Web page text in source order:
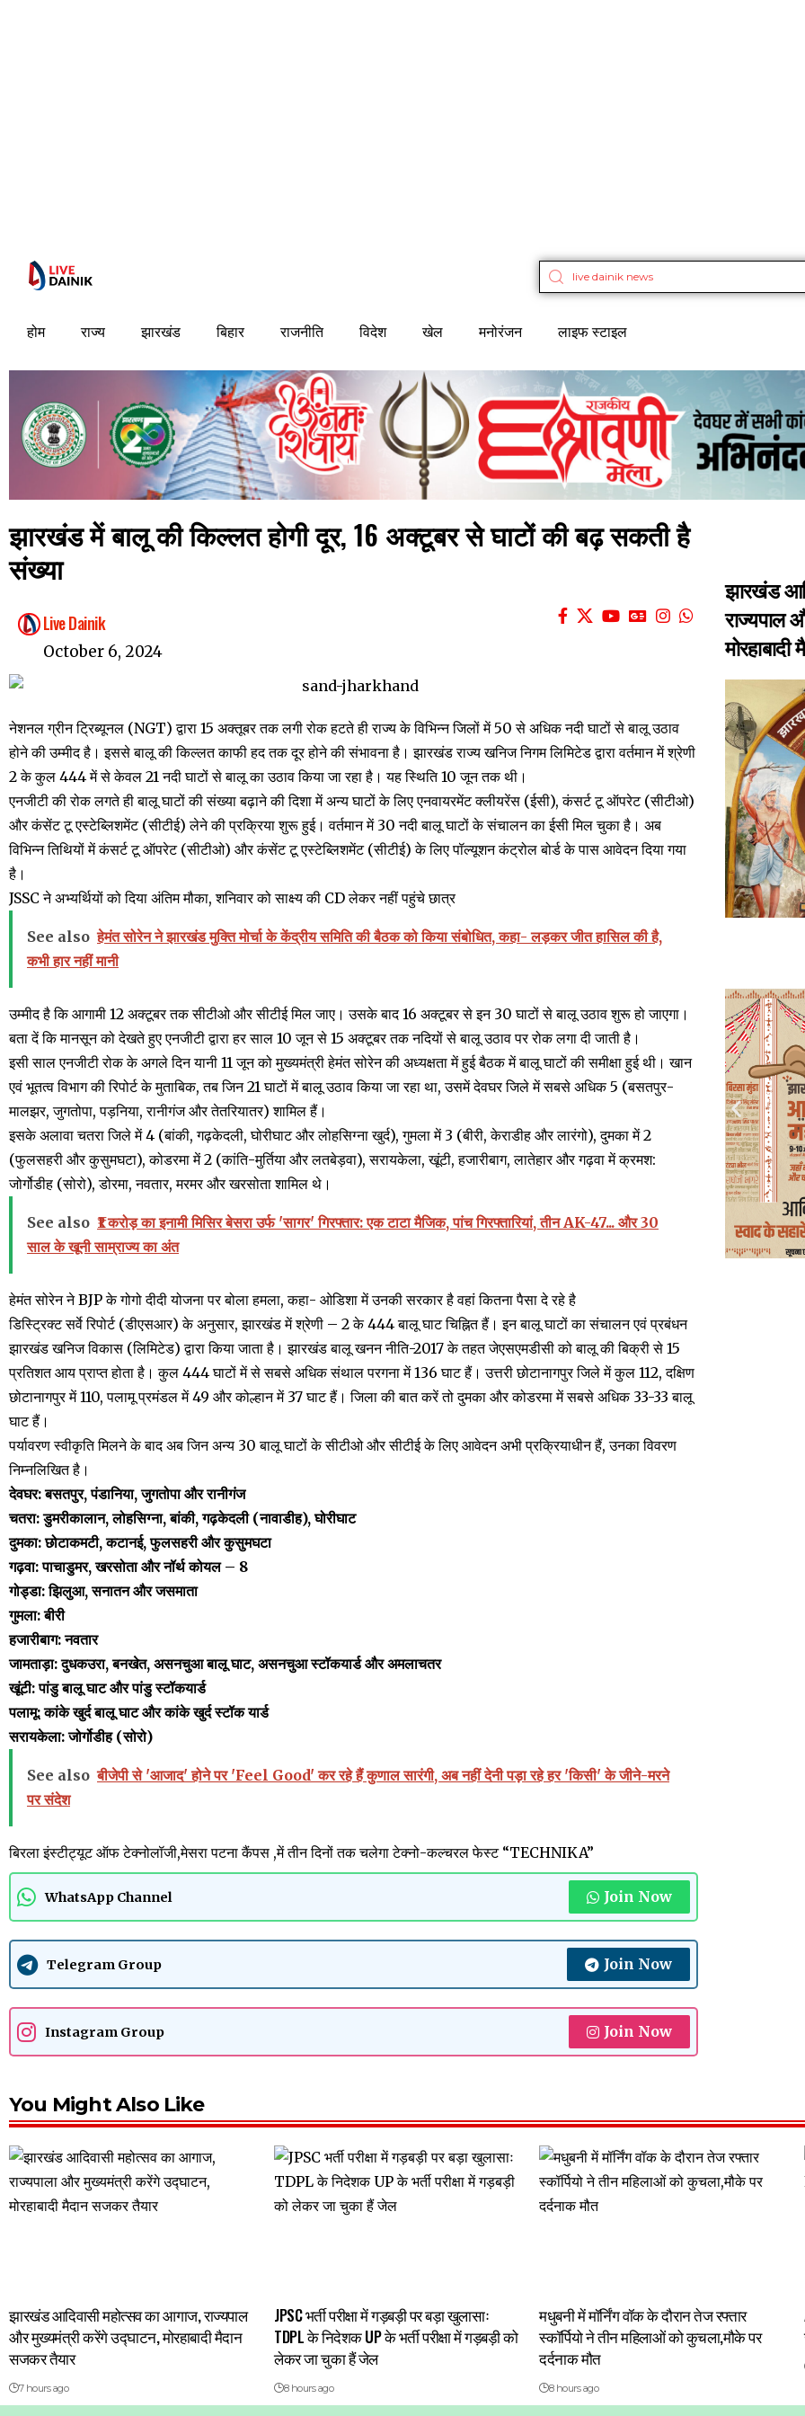
होम राज्य झारखंड बिहार राजनीति विदेश खेल मनोरंजन लाइफ स्टाइल
झारखंड में बालू की किल्लत होगी दूर, 16 अक्टूबर से घाटों की बढ़ सकती है
संख्या
Live Dainik
October 6, 2024
नेशनल ग्रीन ट्रिब्यूनल (NGT) द्वारा 15 अक्तूबर तक लगी रोक हटते ही राज्य के विभिन्न जिलों में 50 से अधिक नदी घाटों से बालू उठाव
होने की उम्मीद है। इससे बालू की किल्लत काफी हद तक दूर होने की संभावना है। झारखंड राज्य खनिज निगम लिमिटेड द्वारा वर्तमान में श्रेणी
2 के कुल 444 में से केवल 21 नदी घाटों से बालू का उठाव किया जा रहा है। यह स्थिति 10 जून तक थी।
एनजीटी की रोक लगते ही बालू घाटों की संख्या बढ़ाने की दिशा में अन्य घाटों के लिए एनवायरमेंट क्लीयरेंस (ईसी), कंसर्ट टू ऑपरेट (सीटीओ)
और कंसेंट टू एस्टेब्लिशमेंट (सीटीई) लेने की प्रक्रिया शुरू हुई। वर्तमान में 30 नदी बालू घाटों के संचालन का ईसी मिल चुका है। अब
विभिन्न तिथियों में कंसर्ट टू ऑपरेट (सीटीओ) और कंसेंट टू एस्टेब्लिशमेंट (सीटीई) के लिए पॉल्यूशन कंट्रोल बोर्ड के पास आवेदन दिया गया
है।
JSSC ने अभ्यर्थियों को दिया अंतिम मौका, शनिवार को साक्ष्य की CD लेकर नहीं पहुंचे छात्र
See also हेमंत सोरेन ने झारखंड मुक्ति मोर्चा के केंद्रीय समिति की बैठक को किया संबोधित, कहा- लड़कर जीत हासिल की है,
कभी हार नहीं मानी
उम्मीद है कि आगामी 12 अक्टूबर तक सीटीओ और सीटीई मिल जाए। उसके बाद 16 अक्टूबर से इन 30 घाटों से बालू उठाव शुरू हो जाएगा।
बता दें कि मानसून को देखते हुए एनजीटी द्वारा हर साल 10 जून से 15 अक्टूबर तक नदियों से बालू उठाव पर रोक लगा दी जाती है।
इसी साल एनजीटी रोक के अगले दिन यानी 11 जून को मुख्यमंत्री हेमंत सोरेन की अध्यक्षता में हुई बैठक में बालू घाटों की समीक्षा हुई थी। खान
एवं भूतत्व विभाग की रिपोर्ट के मुताबिक, तब जिन 21 घाटों में बालू उठाव किया जा रहा था, उसमें देवघर जिले में सबसे अधिक 5 (बसतपुर-
मालझर, जुगतोपा, पड़निया, रानीगंज और तेतरियातर) शामिल हैं।
इसके अलावा चतरा जिले में 4 (बांकी, गढ़केदली, घोरीघाट और लोहसिग्ना खुर्द), गुमला में 3 (बीरी, केराडीह और लारंगो), दुमका में 2
(फुलसहरी और कुसुमघटा), कोडरमा में 2 (कांति-मुर्तिया और लतबेड़वा), सरायकेला, खूंटी, हजारीबाग, लातेहार और गढ़वा में क्रमश:
जोर्गोडीह (सोरो), डोरमा, नवतार, मरमर और खरसोता शामिल थे।
See also ₹1 करोड़ का इनामी मिसिर बेसरा उर्फ 'सागर' गिरफ्तार: एक टाटा मैजिक, पांच गिरफ्तारियां, तीन AK-47... और 30
साल के खूनी साम्राज्य का अंत
हेमंत सोरेन ने BJP के गोगो दीदी योजना पर बोला हमला, कहा- ओडिशा में उनकी सरकार है वहां कितना पैसा दे रहे है
डिस्ट्रिक्ट सर्वे रिपोर्ट (डीएसआर) के अनुसार, झारखंड में श्रेणी – 2 के 444 बालू घाट चिह्नित हैं। इन बालू घाटों का संचालन एवं प्रबंधन
झारखंड खनिज विकास (लिमिटेड) द्वारा किया जाता है। झारखंड बालू खनन नीति-2017 के तहत जेएसएमडीसी को बालू की बिक्री से 15
प्रतिशत आय प्राप्त होता है। कुल 444 घाटों में से सबसे अधिक संथाल परगना में 136 घाट हैं। उत्तरी छोटानागपुर जिले में कुल 112, दक्षिण
छोटानागपुर में 110, पलामू प्रमंडल में 49 और कोल्हान में 37 घाट हैं। जिला की बात करें तो दुमका और कोडरमा में सबसे अधिक 33-33 बालू
घाट हैं।
पर्यावरण स्वीकृति मिलने के बाद अब जिन अन्य 30 बालू घाटों के सीटीओ और सीटीई के लिए आवेदन अभी प्रक्रियाधीन हैं, उनका विवरण
निम्नलिखित है।
देवघर: बसतपुर, पंडानिया, जुगतोपा और रानीगंज
चतरा: डुमरीकालान, लोहसिग्ना, बांकी, गढ़केदली (नावाडीह), घोरीघाट
दुमका: छोटाकमटी, कटानई, फुलसहरी और कुसुमघटा
गढ़वा: पाचाडुमर, खरसोता और नॉर्थ कोयल – 8
गोड्डा: झिलुआ, सनातन और जसमाता
गुमला: बीरी
हजारीबाग: नवतार
जामताड़ा: दुधकउरा, बनखेत, असनचुआ बालू घाट, असनचुआ स्टॉकयार्ड और अमलाचतर
खूंटी: पांडु बालू घाट और पांडु स्टॉकयार्ड
पलामू: कांके खुर्द बालू घाट और कांके खुर्द स्टॉक यार्ड
सरायकेला: जोर्गोडीह (सोरो)
See also बीजेपी से 'आजाद' होने पर 'Feel Good' कर रहे हैं कुणाल सारंगी, अब नहीं देनी पड़ा रहे हर 'किसी' के जीने-मरने
पर संदेश
बिरला इंस्टीट्यूट ऑफ टेक्नोलॉजी,मेसरा पटना कैंपस ,में तीन दिनों तक चलेगा टेक्नो-कल्चरल फेस्ट “TECHNIKA”
WhatsApp Channel Join Now
Telegram Group Join Now
Instagram Group Join Now
झारखंड
राज्यपाल
You Might Also Like
झारखंड आदिवासी महोत्सव का आगाज, राज्यपाल
और मुख्यमंत्री करेंगे उद्घाटन, मोरहाबादी मैदान
सजकर तैयार
7 hours ago
JPSC भर्ती परीक्षा में गड़बड़ी पर बड़ा खुलासाः
TDPL के निदेशक UP के भर्ती परीक्षा में गड़बड़ी को
लेकर जा चुका हैं जेल
8 hours ago
मधुबनी में मॉर्निंग वॉक के दौरान तेज रफ्तार
स्कॉर्पियो ने तीन महिलाओं को कुचला,मौके पर
दर्दनाक मौत
8 hours ago